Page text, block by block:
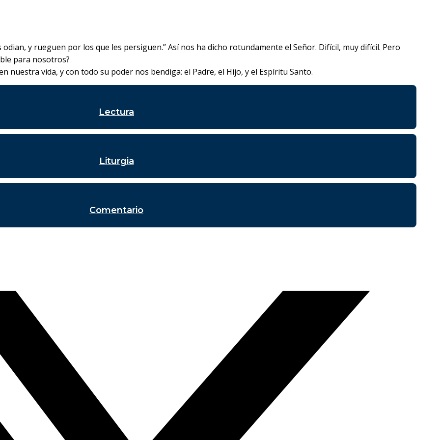
odian, y rueguen por los que les persiguen.” Así nos ha dicho rotundamente el Señor. Difícil, muy difícil. Pero
para nosotros?
nuestra vida, y con todo su poder nos bendiga: el Padre, el Hijo, y el Espíritu Santo.
Lectura
Liturgia
Comentario